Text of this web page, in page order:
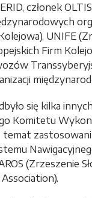
członek
UNIFE
Firm
się kilka
Komitetu
temat
(Zrzeszenie